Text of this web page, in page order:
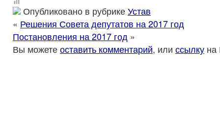
Опубликовано в рубрике Устав
« Решения Совета депутатов на 2017 год
Постановления на 2017 год »
Вы можете оставить комментарий, или ссылку на